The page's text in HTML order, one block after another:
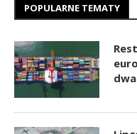
POPULARNE TEMATY